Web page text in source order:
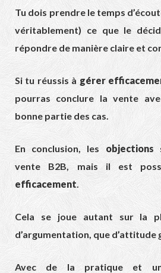
Tu dois prendre le temps
véritablement) ce que le
répondre de manière claire et
Si tu réussis à gérer
pourras conclure la vente
bonne partie des cas.
En conclusion, les objections
vente B2B, mais il est
efficacement
Cela se joue autant sur la
d’argumentation, que d’attitude
Avec de la pratique et